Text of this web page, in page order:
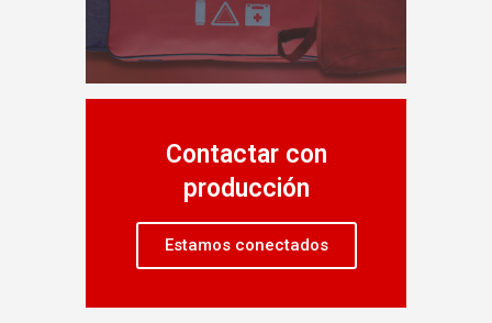
Contactar con
producción
Estamos conectados